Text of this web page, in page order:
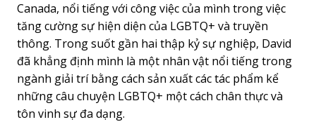
Canada, nổi tiếng với công việc của mình trong việc
tăng cường sự hiện diện của LGBTQ+ và truyền
thông. Trong suốt gần hai thập kỷ sự nghiệp, David
đã khẳng định mình là một nhân vật nổi tiếng trong
ngành giải trí bằng cách sản xuất các tác phẩm kể
những câu chuyện LGBTQ+ một cách chân thực và
tôn vinh sự đa dạng.